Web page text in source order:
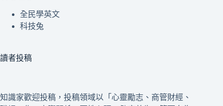
全民學英文
科技兔
讀者投稿
知識家歡迎投稿，投稿領域以「心靈勵志、商管財經、